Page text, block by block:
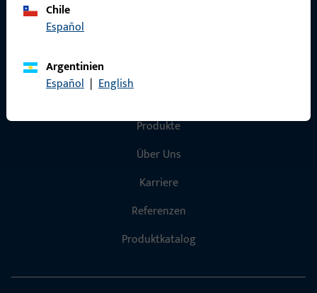
Chile
Español
Argentinien
Español | EnglishSchnelleinstieg
Produkte
Über Uns
Karriere
Referenzen
Produktkatalog